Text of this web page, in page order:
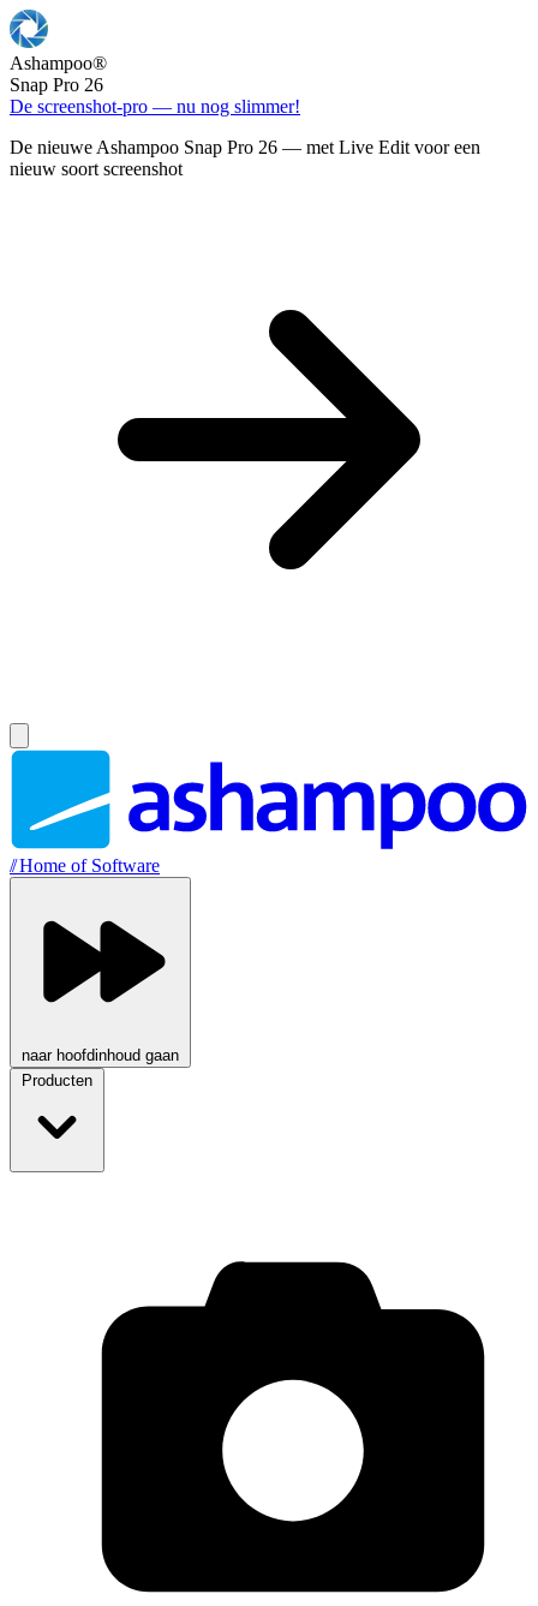
Ashampoo®
Snap Pro 26
De screenshot-pro — nu nog slimmer!
De nieuwe Ashampoo Snap Pro 26 — met Live Edit voor een
nieuw soort screenshot
//Home of Software
naar hoofdinhoud gaan
Producten